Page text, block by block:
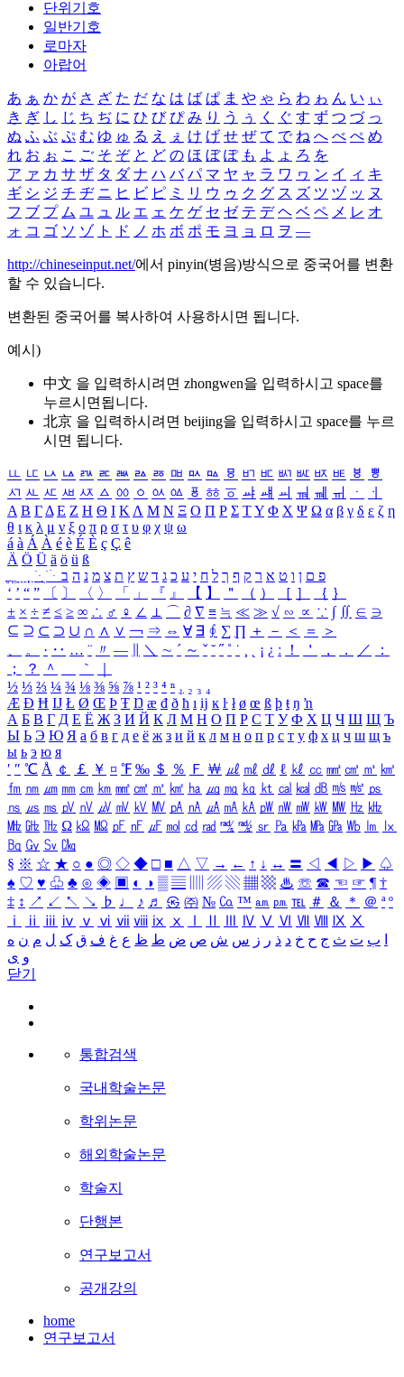
단위기호
일반기호
로마자
아랍어
あ ぁ か が さ ざ た だ な は ば ぱ ま や ゃ ら わ ゎ ん い ぃ
き ぎ し じ ち ぢ に ひ び ぴ み り う ぅ く ぐ す ず つ づ っ
ぬ ふ ぶ ぷ む ゆ ゅ る え ぇ け げ せ ぜ て で ね へ べ ぺ め
れ お ぉ こ ご そ ぞ と ど の ほ ぼ ぽ も よ ょ ろ を
ア ァ カ サ ザ タ ダ ナ ハ バ パ マ ヤ ャ ラ ワ ヮ ン イ ィ キ
ギ シ ジ チ ヂ ニ ヒ ビ ピ ミ リ ウ ゥ ク グ ス ズ ツ ヅ ッ ヌ
フ ブ プ ム ユ ュ ル エ ェ ケ ゲ セ ゼ テ デ ヘ ベ ペ メ レ オ
ォ コ ゴ ソ ゾ ト ド ノ ホ ボ ポ モ ヨ ョ ロ ヲ ―
http://chineseinput.net/에서 pinyin(병음)방식으로 중국어를 변환
할 수 있습니다.
변환된 중국어를 복사하여 사용하시면 됩니다.
예시)
中文 을 입력하시려면 zhongwen을 입력하시고 space를
누르시면됩니다.
北京 을 입력하시려면 beijing을 입력하시고 space를 누르
시면 됩니다.
ㅥ ㅦ ㅧ ㅨ ㅩ ㅪ ㅫ ㅬ ㅭ ㅮ ㅯ ㅰ ㅱ ㅲ ㅳ ㅴ ㅵ ㅶ ㅷ ㅸ
ㅹ
ㅺ ㅻ ㅼ ㅽ ㅾ ㅿ ㆀ ㆁ ㆂ ㆃ ㆄ ㆅ ㆆ ㆇ ㆈ ㆉ ㆊ ㆋ ㆌ ㆍ
ㆎ
Α Β ΓΔ Ε Ζ Η Θ Ι ΚΛ Μ Ν Ξ Ο Π Ρ Σ ΤΥ Φ Χ Ψ Ω α β γ δ ε ζ η
θ ι κ λ μ ν ξ ο π ρ σ τ υ φ χ ψ ω
á à Á À é è É È ç Ç ê
Ä Ö Ü ä ö ü ß
ִֶֹ ֻּ ׁׂ פ ם ן ו ט א ר ק ף ך ל ח י ע כ ג ד ש ץ ת צ מ נ ה ב
‘ ’ “ ” 〔 〕 〈 〉 「 」 『 』 【 】 ＂ （ ） ［ ］ ｛ ｝
± × ÷ ≠ ≤ ≥ ∞ ∴ ♂ ♀ ∠ ⊥ ⌒ ∂ ∇ ≡ ≒ ≪ ≫ √ ∽ ∝ ∵ ∫ ∬ ∈ ∋
⊆ ⊇ ⊂ ⊃ ∪ ∩ ∧ ∨ ￢ ⇒ ⇔ ∀ ∃ ∮ ∑ ∏ ＋ － ＜ ＝
＞
、
。 · ‥ … ¨ 〃 ― ＼ ∼ ´ ～ ˇ ˘ ˝ ˚ ˙ ¸ ¡ ¿ ː ！ ＇ ， ． ／
：
；
？ ＾ ｀
½ ⅓ ⅔ ¼ ¾ ⅛ ⅜ ⅝ ⅞ ¹ ² ³ ⁴ ⁿ ₁ ₂ ₃ ₄
Æ Ð Ħ Ĳ Ł Ø Œ Þ Ŧ Ŋ æ đ ð ħ ı ĳ ĸ ŀ ł ø œ ß þ ŧ ŋ ŉ
А Б В Г Д Е Ё Ж З И Й К Л М Н О П Р С Т У Ф Х Ц Ч Ш Щ Ъ
Ы Ь Э Ю Я а б в г д е ё ж з и й к л м н о п р с т у ф х ц ч ш щ ъ
ы ь э ю я
′ ″ ℃ Å ￠ ￡ ￥ ¤ ℉ ‰ ＄ ％ Ｆ ￦ ㎕ ㎖ ㎗ ℓ ㎘ ㏄ ㎣ ㎤ ㎥ ㎦
㎙ ㎚ ㎛ ㎜ ㎝ ㎞ ㎟ ㎠ ㎡ ㎢ ㏊ ㎍ ㎎ ㎏ ㏏ ㎈ ㎉ ㏈ ㎧ ㎨ ㎰
㎱ ㎲ ㎳ ㎴ ㎵ ㎶ ㎷ ㎸ ㎹ ㎀ ㎁ ㎂ ㎃ ㎄ ㎺ ㎻ ㎽ ㎾ ㎿ ㎐ ㎑
㎒ ㎓ ㎔ Ω ㏀ ㏁ ㎊ ㎋ ㎌ ㏖ ㏅ ㎭ ㎮ ㎯ ㏛ ㎩ ㎪ ㎫ ㎬ ㏝ ㏐
㏓
㏃ ㏉ ㏜ ㏆
§ ※ ☆ ★ ○ ● ◎ ◇ ◆ □ ■ △ ▽ → ← ↑ ↓ ↔ 〓 ◁ ◀ ▷ ▶ ♤
♠ ♡ ♥ ♧ ♣ ⊙ ◈ ▣ ◐ ◑ ▒ ▤ ▨ ▧ ▦ ▩ ♨ ☏ ☎ ☜ ☞ ¶ †
‡ ↕ ↗ ↙ ↖ ↘ ♭ ♩ ♪ ♬ ㉿ ㈜ № ㏇ ™ ㏂ ㏘ ℡ ＃ ＆ ＊ ＠ ª º
ⅰ
ⅱ ⅲ ⅳ ⅴ ⅵ ⅶ ⅷ ⅸ ⅹ Ⅳ Ⅴ Ⅵ Ⅶ Ⅷ Ⅸ Ⅹ
ب ت ث ج ح خ د ذ ر ز س ش ص ض ط ظ ع غ ف ق ک ل م ن ه
و ی
닫기
통합검색
국내학술논문
학위논문
해외학술논문
학술지
단행본
연구보고서
공개강의
home
연구보고서